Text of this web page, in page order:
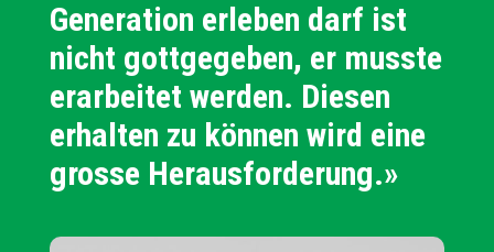
Generation erleben darf ist
nicht gottgegeben, er musste
erarbeitet werden. Diesen
erhalten zu können wird eine
grosse Herausforderung.»